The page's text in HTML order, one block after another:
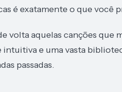
é exatamente o que você
volta aquelas canções que
e uma vasta
passadas.